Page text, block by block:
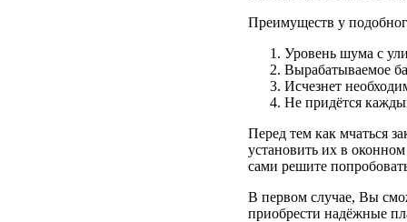
Преимуществ у
Уровень шума с
Вырабатываемое
Исчезнет
Не придётся
Перед тем как мчаться
установить их в
сами решите
В первом случае, Вы
приобрести надёжные